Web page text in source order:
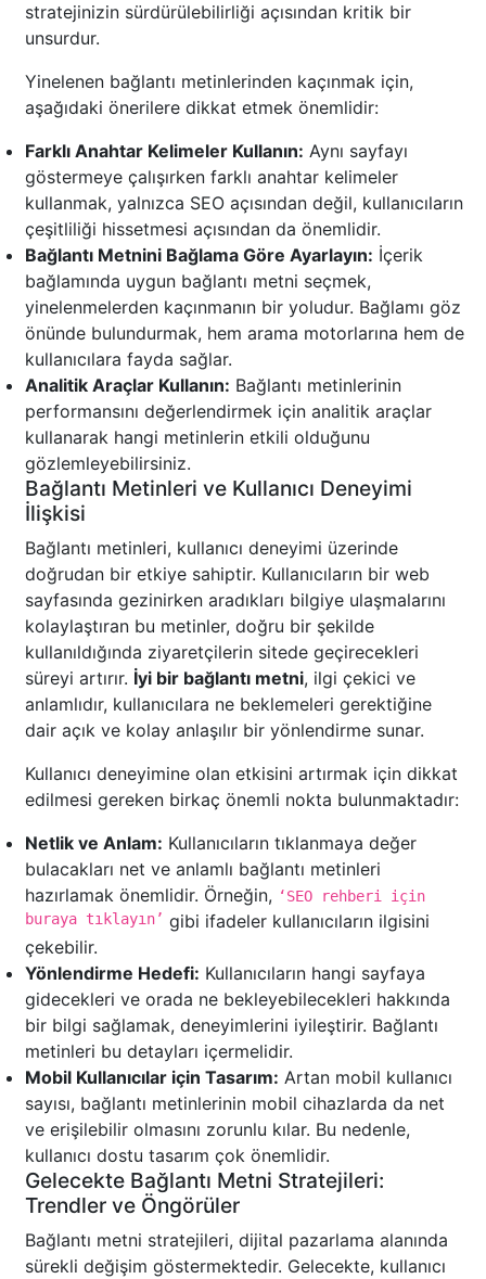
stratejinizin sürdürülebilirliği açısından kritik bir
unsurdur.
Yinelenen bağlantı metinlerinden kaçınmak için,
aşağıdaki önerilere dikkat etmek önemlidir:
Farklı Anahtar Kelimeler Kullanın: Aynı sayfayı
göstermeye çalışırken farklı anahtar kelimeler
kullanmak, yalnızca SEO açısından değil, kullanıcıların
çeşitliliği hissetmesi açısından da önemlidir.
Bağlantı Metnini Bağlama Göre Ayarlayın: İçerik
bağlamında uygun bağlantı metni seçmek,
yinelenmelerden kaçınmanın bir yoludur. Bağlamı göz
önünde bulundurmak, hem arama motorlarına hem de
kullanıcılara fayda sağlar.
Analitik Araçlar Kullanın: Bağlantı metinlerinin
performansını değerlendirmek için analitik araçlar
kullanarak hangi metinlerin etkili olduğunu
gözlemleyebilirsiniz.
Bağlantı Metinleri ve Kullanıcı Deneyimi
İlişkisi
Bağlantı metinleri, kullanıcı deneyimi üzerinde
doğrudan bir etkiye sahiptir. Kullanıcıların bir web
sayfasında gezinirken aradıkları bilgiye ulaşmalarını
kolaylaştıran bu metinler, doğru bir şekilde
kullanıldığında ziyaretçilerin sitede geçirecekleri
süreyi artırır. İyi bir bağlantı metni, ilgi çekici ve
anlamlıdır, kullanıcılara ne beklemeleri gerektiğine
dair açık ve kolay anlaşılır bir yönlendirme sunar.
Kullanıcı deneyimine olan etkisini artırmak için dikkat
edilmesi gereken birkaç önemli nokta bulunmaktadır:
Netlik ve Anlam: Kullanıcıların tıklanmaya değer
bulacakları net ve anlamlı bağlantı metinleri
hazırlamak önemlidir. Örneğin, ‘SEO rehberi için
buraya tıklayın’ gibi ifadeler kullanıcıların ilgisini
çekebilir.
Yönlendirme Hedefi: Kullanıcıların hangi sayfaya
gidecekleri ve orada ne bekleyebilecekleri hakkında
bir bilgi sağlamak, deneyimlerini iyileştirir. Bağlantı
metinleri bu detayları içermelidir.
Mobil Kullanıcılar için Tasarım: Artan mobil kullanıcı
sayısı, bağlantı metinlerinin mobil cihazlarda da net
ve erişilebilir olmasını zorunlu kılar. Bu nedenle,
kullanıcı dostu tasarım çok önemlidir.
Gelecekte Bağlantı Metni Stratejileri:
Trendler ve Öngörüler
Bağlantı metni stratejileri, dijital pazarlama alanında
sürekli değişim göstermektedir. Gelecekte, kullanıcı